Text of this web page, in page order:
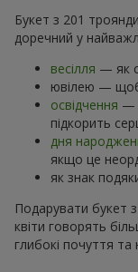
Букет з 201
доречний у
весілля — як
ювілею —
освідчення —
підкорить
дня
якщо це
як знак
Подарувати букет
квіти говорять
глибокі почуття та